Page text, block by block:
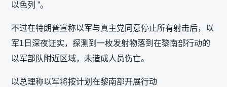
以色列 ”。
不过在特朗普宣称以军与真主党同意停止所有射击后，以
军1日深夜证实，探测到一枚发射物落到在黎南部行动的
以军部队附近区域，未造成人员伤亡。
以总理称以军将按计划在黎南部开展行动